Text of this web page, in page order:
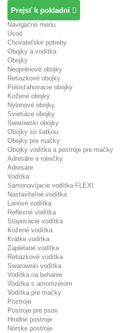
Prejsť k pokladni
Navigačné menu
Úvod
Chovateľské potreby
Obojky a vodítka
Obojky
Neoprénové obojky
Retiazkové obojky
Polosťahovacie obojky
Kožené obojky
Nylonové obojky
Svietiace obojky
Swarowski obojky
Obojky so šatkou
Obojky pre mačky
Obojky vodítka a postroje pre mačky
Adresáre a rolničky
Adresáre
Vodítka
Samonavíjacie vodítka FLEXI
Nastaviteľné vodítka
Lanové vodítka
Reflexné vodítka
Stopovacie vodítka
Kožené vodítka
Krátke vodítka
Zapletané vodítka
Retiazkové vodítka
Swarowski vodítka
Vodítka na behanie
Vodítka s amortizérom
Vodítka pre mačky
Postroje
Postroje pre psov
Hrudné postroje
Nórske postroje